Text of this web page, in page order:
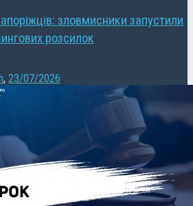
зловмисники запустили
розсилок
, 23/07/2026